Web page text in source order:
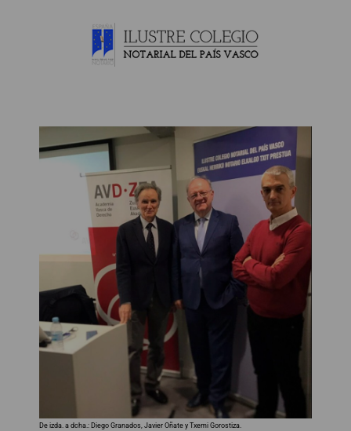
De izda. a dcha.: Diego Granados, Javier Oñate y Txemi Gorostiza.